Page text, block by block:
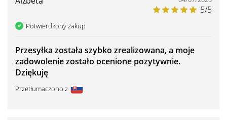
5/5
Potwierdzony zakup
Przesyłka została szybko zrealizowana, a moje
zadowolenie zostało ocenione pozytywnie.
Dziękuję
Przetłumaczono z